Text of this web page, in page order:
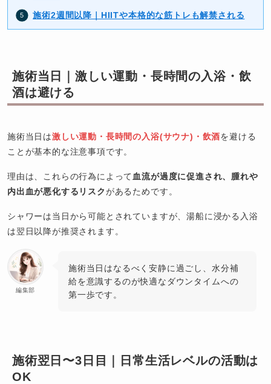
施術2週間以降｜HIITや本格的な筋トレも解禁される
施術当日｜激しい運動・長時間の入浴・飲
酒は避ける
施術当日は激しい運動・長時間の入浴(サウナ)・飲酒を避ける
ことが基本的な注意事項です。
理由は、これらの行為によって 血流が過度に促進され、腫れや
内出血が悪化するリスクがあるためです。
シャワーは当日から可能とされていますが、湯船に浸かる入浴
は翌日以降が推奨されます。
編集部
施術当日はなるべく安静に過ごし、水分補
給を意識するのが快適なダウンタイムへの
第一歩です。
施術翌日〜3日目｜日常生活レベルの活動は
OK